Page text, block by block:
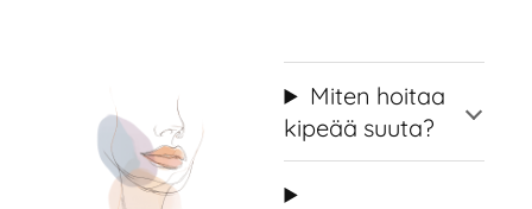
Miten hoitaa
kipeää suuta?